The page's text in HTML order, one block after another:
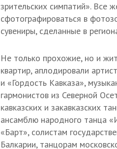
зрительских симпатий». Все
сфотографироваться в
сувениры, сделанные в
Не только прохожие, но и
квартир, аплодировали
и «Гордость Кавказа»,
гармонистов из Северной
кавказских и закавказских
ансамблю народного танца
«Барт», солистам
Балкарии, танцорам